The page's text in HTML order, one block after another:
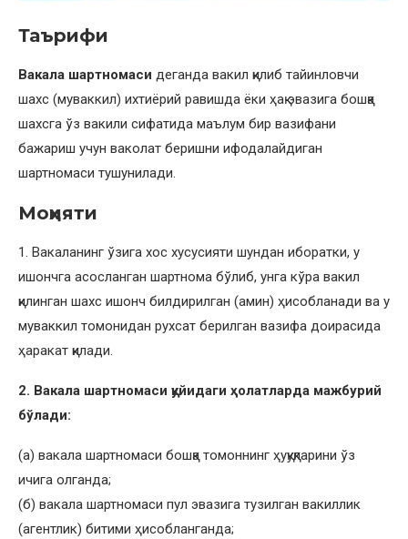
Таърифи
Вакала шартномаси деганда вакил қилиб тайинловчи
шахс (муваккил) ихтиёрий равишда ёки ҳақ эвазига бошқа
шахсга ўз вакили сифатида маълум бир вазифани
бажариш учун ваколат беришни ифодалайдиган
шартномаси тушунилади.
Моҳияти
1. Вакаланинг ўзига хос хусусияти шундан иборатки, у
ишончга асосланган шартнома бўлиб, унга кўра вакил
қилинган шахс ишонч билдирилган (амин) ҳисобланади ва у
муваккил томонидан рухсат берилган вазифа доирасида
ҳаракат қилади.
2. Вакала шартномаси қуйидаги ҳолатларда мажбурий
бўлади:
(а) вакала шартномаси бошқа томоннинг ҳуқуқларини ўз
ичига олганда;
(б) вакала шартномаси пул эвазига тузилган вакиллик
(агентлик) битими ҳисобланганда;